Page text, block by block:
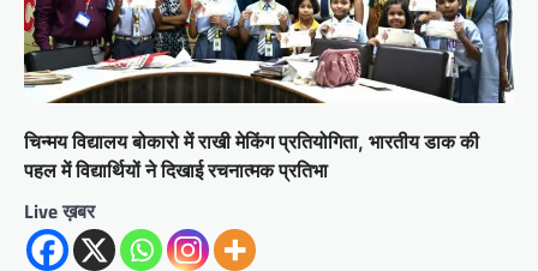
चिन्मय विद्यालय बोकारो में राखी मेकिंग प्रतियोगिता, भारतीय डाक की
पहल में विद्यार्थियों ने दिखाई रचनात्मक प्रतिभा
Live ख़बर